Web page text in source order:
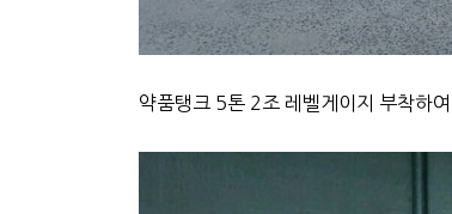
약품탱크 5톤 2조 레벨게이지 부착하